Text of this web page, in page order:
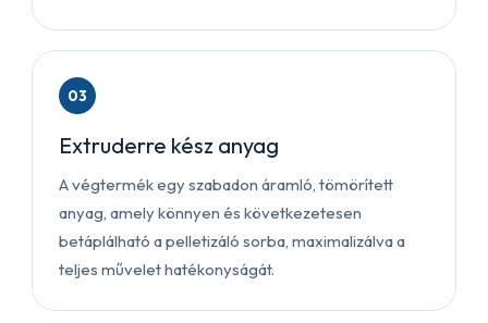
03
Extruderre kész anyag
A végtermék egy szabadon áramló, tömörített
anyag, amely könnyen és következetesen
betáplálható a pelletizáló sorba, maximalizálva a
teljes művelet hatékonyságát.